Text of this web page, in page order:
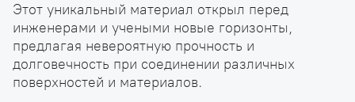
Этот уникальный материал открыл перед
инженерами и учеными новые горизонты,
предлагая невероятную прочность и
долговечность при соединении различных
поверхностей и материалов.